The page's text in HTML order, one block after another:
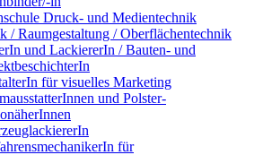
Druck- und Medientechnik
/ Raumgestaltung / Oberflächentechnik
und LackiererIn / Bauten- und
für visuelles Marketing
und Polster-
für